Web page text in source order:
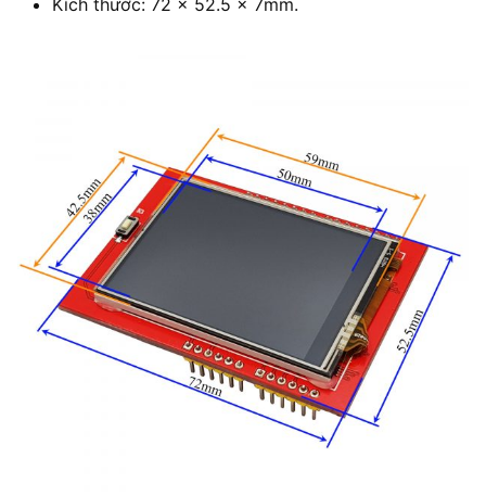
Kích thước: 72 x 52.5 x 7mm.